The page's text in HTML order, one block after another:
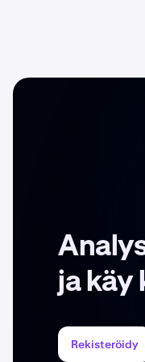
ja käy
Rekisteröidy